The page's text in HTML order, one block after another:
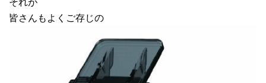
皆さんもよくご存じの